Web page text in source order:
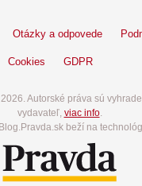
Otázky a odpovede
Cookies GDPR
Autorské práva sú
vydavateľ, viac info.
beží na